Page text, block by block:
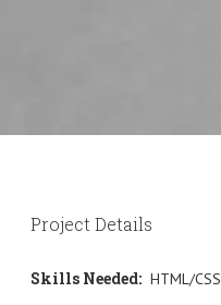
Project Details
Skills Needed: HTML/CSS